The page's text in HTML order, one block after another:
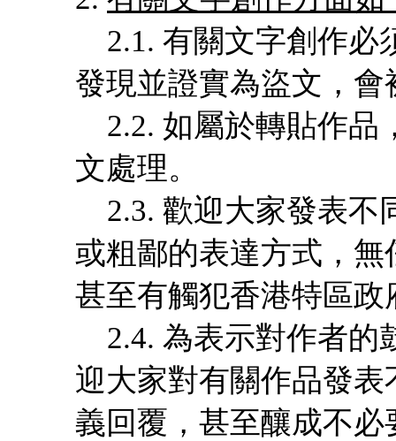
2.1. 有關文字創作必
發現並證實為盜文，
2.2. 如屬於轉貼作品
文處理。
2.3. 歡迎大家發表不
或粗鄙的表達方式，
甚至有觸犯香港特區
2.4. 為表示對作者的
迎大家對有關作品發
義回覆，甚至釀成不